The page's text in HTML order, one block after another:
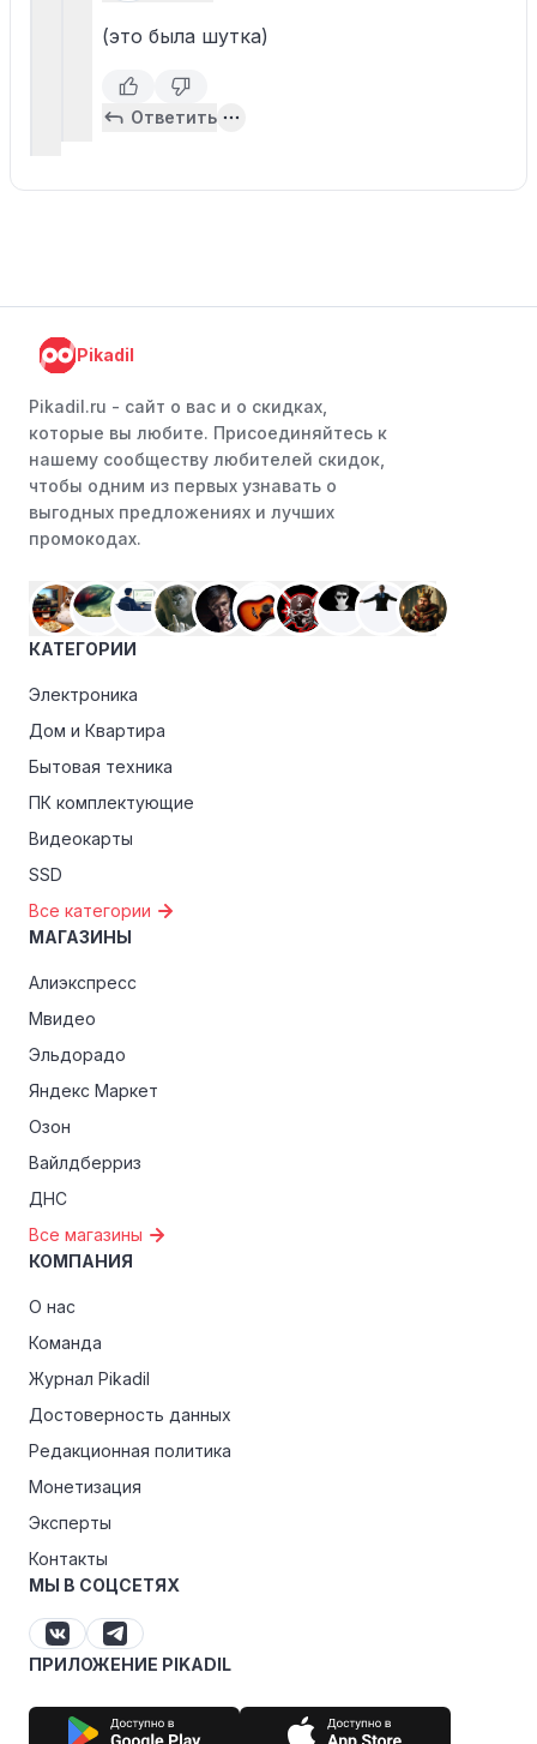
(это была шутка)
Ответить
Pikadil
Pikadil.ru - cайт о вас и о скидках,
которые вы любите. Присоединяйтесь к
нашему сообществу любителей скидок,
чтобы одним из первых узнавать о
выгодных предложениях и лучших
промокодах.
КАТЕГОРИИ
Электроника
Дом и Квартира
Бытовая техника
ПК комплектующие
Видеокарты
SSD
Все категории
МАГАЗИНЫ
Алиэкспресс
Мвидео
Эльдорадо
Яндекс Маркет
Озон
Вайлдберриз
ДНС
Все магазины
КОМПАНИЯ
О нас
Команда
Журнал Pikadil
Достоверность данных
Редакционная политика
Монетизация
Эксперты
Контакты
МЫ В СОЦСЕТЯХ
ПРИЛОЖЕНИЕ PIKADIL